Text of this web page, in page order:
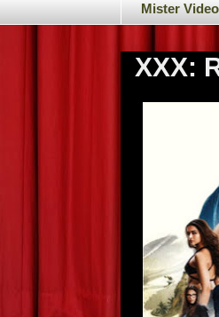
Mister Video
XXX: